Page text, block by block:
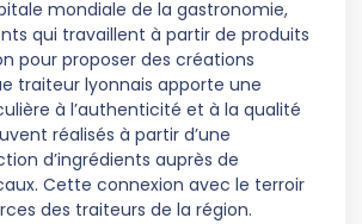
mondiale de la gastronomie,
qui travaillent à partir de produits
pour proposer des créations
traiteur lyonnais apporte une
à l’authenticité et à la qualité
réalisés à partir d’une
d’ingrédients auprès de
Cette connexion avec le terroir
des traiteurs de la région.